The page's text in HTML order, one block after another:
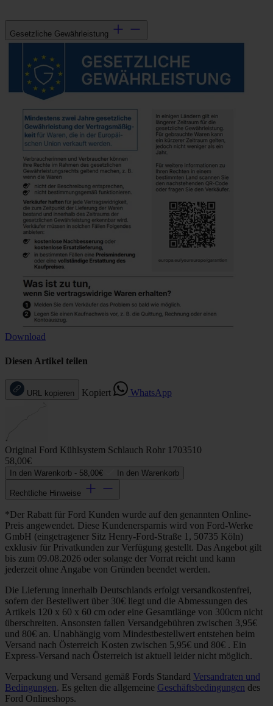
Gesetzliche Gewährleistung
Download
Diesen Artikel teilen
URL kopieren Kopiert WhatsApp
Original Ford Kühlsystem Schlauch Rohr 1703510
58,00€
In den Warenkorb - 58,00€ In den Warenkorb
Rechtliche Hinweise
*Der Rabatt für Ford Kunden wurde auf den genannten Online-
Preis angewendet. Diese Kundenersparnis wird von Ford-Werke
GmbH (eingetragener Sitz Henry-Ford-Straße 1, 50735 Köln)
exklusiv für Privatkunden zur Verfügung gestellt. Das Angebot gilt
bis zum 09.08.2026 oder solange der Vorrat reicht und kann
jederzeit ohne Angabe von Gründen beendet werden.
Die Lieferung innerhalb Deutschlands erfolgt versandkostenfrei,
sofern der Bestellwert über 30€ liegt und die Abmessungen des
Artikels 120 x 60 x 60 cm oder eine Gesamtlänge von 300cm nicht
überschreiten. Ansonsten fallen Versandgebühren zwischen 3,95€
und 80€ an. Unabhängig vom Mindestbestellwert entstehen beim
Versand nach Österreich Kosten zwischen 5,95€ und 80€ . Ein
Express-Versand nach Österreich ist aktuell leider nicht möglich.
Verpackung und Versand gemäß Fords Standard Versandraten und
Bedingungen. Es gelten die allgemeine Geschäftsbedingungen des
Ford Onlineshops.